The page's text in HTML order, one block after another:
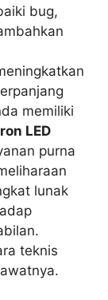
bug,
memiliki
LED
purna
lunak
teknis